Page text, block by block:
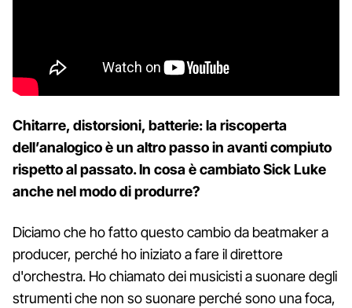
Chitarre, distorsioni, batterie: la riscoperta
dell’analogico è un altro passo in avanti compiuto
rispetto al passato. In cosa è cambiato Sick Luke
anche nel modo di produrre?
Diciamo che ho fatto questo cambio da beatmaker a
producer, perché ho iniziato a fare il direttore
d'orchestra. Ho chiamato dei musicisti a suonare degli
strumenti che non so suonare perché sono una foca,